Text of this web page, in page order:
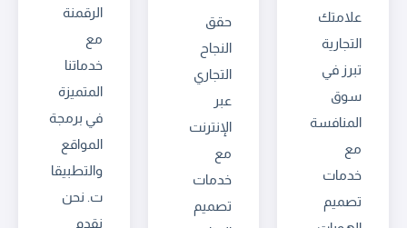
علامتك
التجارية
تبرز في
سوق
المنافسة
مع
خدمات
تصميم
حقق
النجاح
التجاري
عبر
الإنترنت
مع
خدمات
تصميم
الرقمنة
مع
خدماتنا
المتميزة
في برمجة
المواقع
والتطبيقا
ت. نحن
نقدم